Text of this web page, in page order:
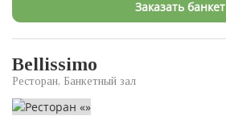
Заказать банкет
Bellissimo
Ресторан, Банкетный зал